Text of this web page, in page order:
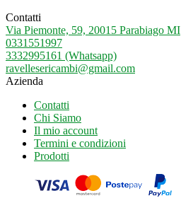
Contatti
Via Piemonte, 59, 20015 Parabiago MI
0331551997
3332995161 (Whatsapp)
ravellesericambi@gmail.com
Azienda
Contatti
Chi Siamo
Il mio account
Termini e condizioni
Prodotti